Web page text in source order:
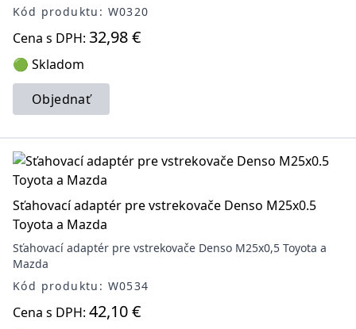
Kód produktu: W0320
Cena s DPH: 32,98 €
🟢 Skladom
Objednať
Sťahovací adaptér pre vstrekovače Denso M25x0.5
Toyota a Mazda
Sťahovací adaptér pre vstrekovače Denso M25x0,5 Toyota a
Mazda
Kód produktu: W0534
Cena s DPH: 42,10 €